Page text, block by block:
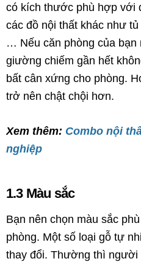
có kích thước phù hợp với
các đồ nội thất khác như
… Nếu căn phòng của bạn
giường chiếm gần hết
bất cân xứng cho phòng.
trở nên chật chội hơn.
Xem thêm: Combo nội
nghiệp
1.3 Màu sắc
Bạn nên chọn màu sắc
phòng. Một số loại gỗ tự
thay đổi. Thường thì người